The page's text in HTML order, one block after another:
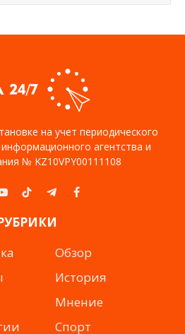
на учет периодического
агентства и
№ KZ10VPY00111108
YouTubeTikTokTelegramFacebook
Обзор
История
Мнение
Спорт